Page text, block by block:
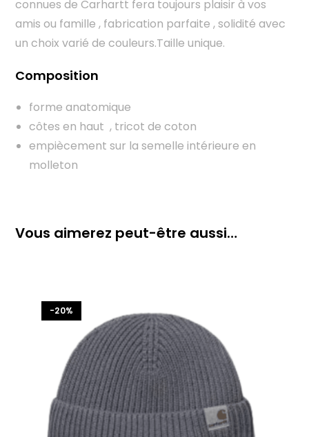
connues de Carhartt fera toujours plaisir à vos
amis ou famille , fabrication parfaite , solidité avec
un choix varié de couleurs.Taille unique.
Composition
forme anatomique
côtes en haut , tricot de coton
empiècement sur la semelle intérieure en
molleton
Vous aimerez peut-être aussi…
-20%